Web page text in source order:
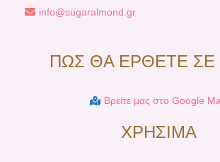
info@sugaralmond.gr
ΠΩΣ ΘΑ ΕΡΘΕΤΕ ΣΕ
Βρείτε μας στο Google
ΧΡΗΣΙΜΑ